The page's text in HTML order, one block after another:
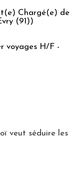
Chargé(e) de
(91))
voyages H/F -
veut séduire les